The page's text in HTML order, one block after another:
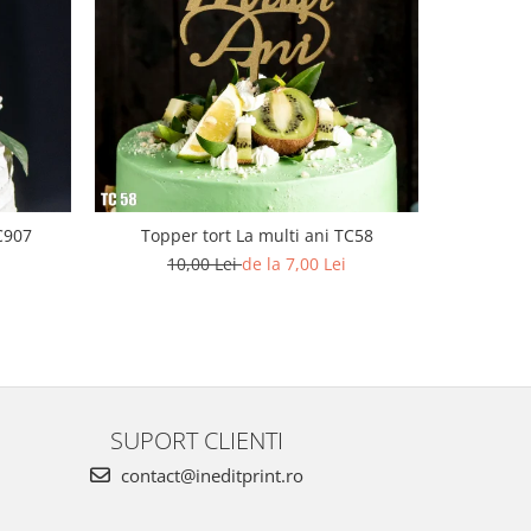
Topper tort La multi ani TC58
10,00 Leide la 7,00 Lei
SUPORT CLIENTI
contact@ineditprint.ro